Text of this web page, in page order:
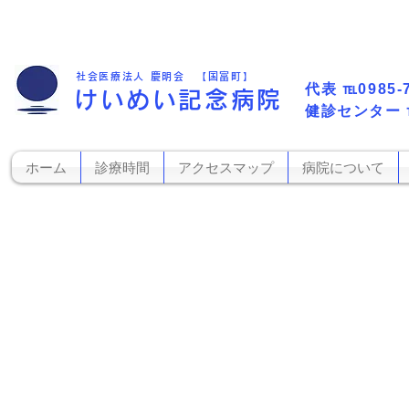
​健診センター
社会医療法人 慶明会 【国富町】
けいめい記念病院 代表​ ℡0985-
ホーム 診療時間 アクセスマップ 病院について